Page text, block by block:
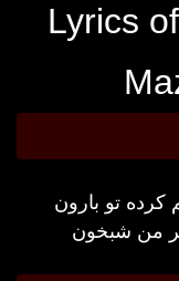
Lyrics
تو بارون
من شبخون